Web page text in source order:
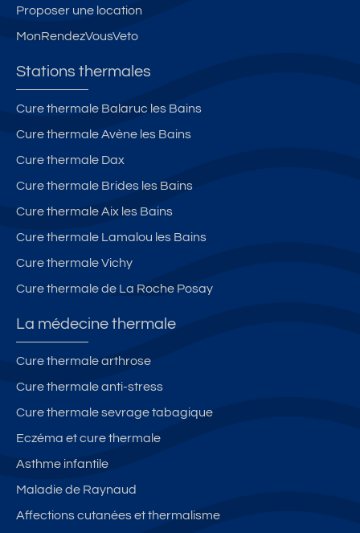
Proposer une location
MonRendezVousVeto
Stations thermales
Cure thermale Balaruc les Bains
Cure thermale Avène les Bains
Cure thermale Dax
Cure thermale Brides les Bains
Cure thermale Aix les Bains
Cure thermale Lamalou les Bains
Cure thermale Vichy
Cure thermale de La Roche Posay
La médecine thermale
Cure thermale arthrose
Cure thermale anti-stress
Cure thermale sevrage tabagique
Eczéma et cure thermale
Asthme infantile
Maladie de Raynaud
Affections cutanées et thermalisme